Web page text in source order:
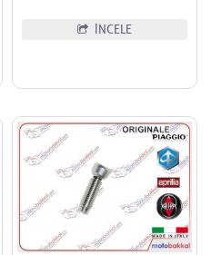
İNCELE